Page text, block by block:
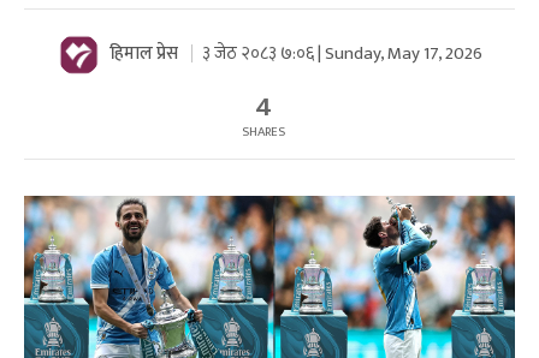
हिमाल प्रेस ३ जेठ २०८३ ७:०६ | Sunday, May 17, 2026
4
SHARES